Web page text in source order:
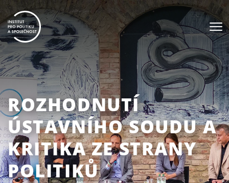
ROZHODNUTÍ
ÚSTAVNÍHO SOUDU A
KRITIKA ZE STRANY
POLITIKŮ